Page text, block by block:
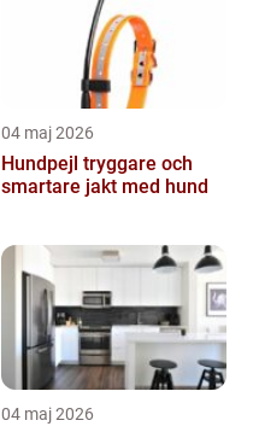
04 maj 2026
Hundpejl tryggare och
smartare jakt med hund
04 maj 2026